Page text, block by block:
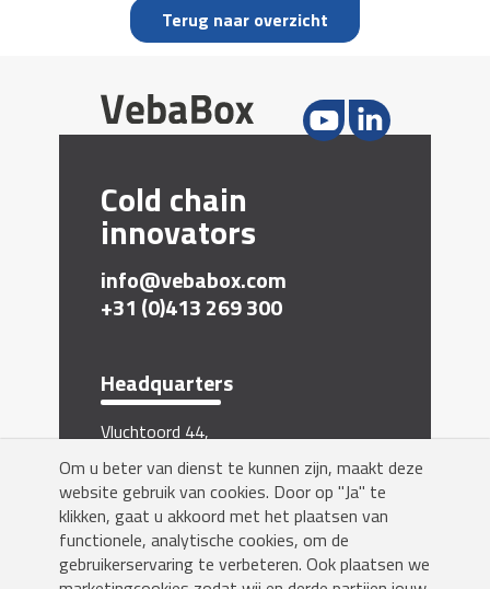
Om u beter van dienst te kunnen zijn, maakt deze
website gebruik van cookies. Door op "Ja" te
klikken, gaat u akkoord met het plaatsen van
functionele, analytische cookies, om de
gebruikerservaring te verbeteren. Ook plaatsen we
Terug naar overzicht
Cold chain
innovators
info@vebabox.com
+31 (0)413 269 300
Headquarters
Vluchtoord 44,
Inschrijven nieuwsbrief